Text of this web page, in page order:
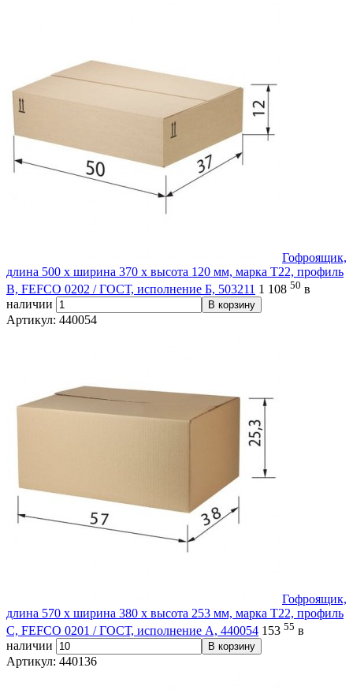
Гофроящик,
длина 500 х ширина 370 х высота 120 мм, марка Т22, профиль
В, FEFCO 0202 / ГОСТ, исполнение Б, 503211 1 108 50 в
наличии
В корзину
Артикул: 440054
Гофроящик,
длина 570 х ширина 380 х высота 253 мм, марка Т22, профиль
С, FEFCO 0201 / ГОСТ, исполнение А, 440054 153 55 в
наличии
В корзину
Артикул: 440136